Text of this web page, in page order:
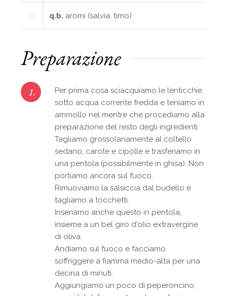
q.b. aromi (salvia, timo)
Preparazione
1.
Per prima cosa sciacquiamo le lenticchie
sotto acqua corrente fredda e teniamo in
ammollo nel mentre che procediamo alla
preparazione del resto degli ingredienti.
Tagliamo grossolanamente al coltello
sedano, carote e cipolle e trasferiamo in
una pentola (possibilmente in ghisa). Non
portiamo ancora sul fuoco.
Rimuoviamo la salsiccia dal budello e
tagliamo a tocchetti.
Inseriamo anche questo in pentola,
insieme a un bel giro d'olio extravergine
di oliva.
Andiamo sul fuoco e facciamo
soffriggere a fiamma medio-alta per una
decina di minuti.
Aggiungiamo un poco di peperoncino,